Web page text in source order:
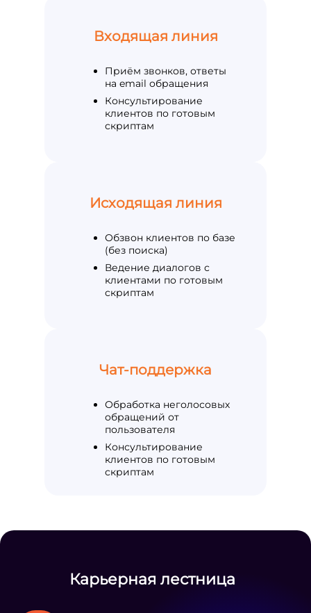
Входящая линия
Приём звонков, ответы
на email обращения
Консультирование
клиентов по готовым
скриптам
Исходящая линия
Обзвон клиентов по базе
(без поиска)
Ведение диалогов с
клиентами по готовым
скриптам
Чат-поддержка
Обработка неголосовых
обращений от
пользователя
Консультирование
клиентов по готовым
скриптам
Карьерная лестница